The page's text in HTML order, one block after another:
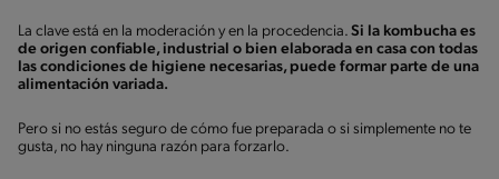
La clave está en la moderación y en la procedencia. Si la kombucha es
de origen confiable, industrial o bien elaborada en casa con todas
las condiciones de higiene necesarias, puede formar parte de una
alimentación variada.
Pero si no estás seguro de cómo fue preparada o si simplemente no te
gusta, no hay ninguna razón para forzarlo.